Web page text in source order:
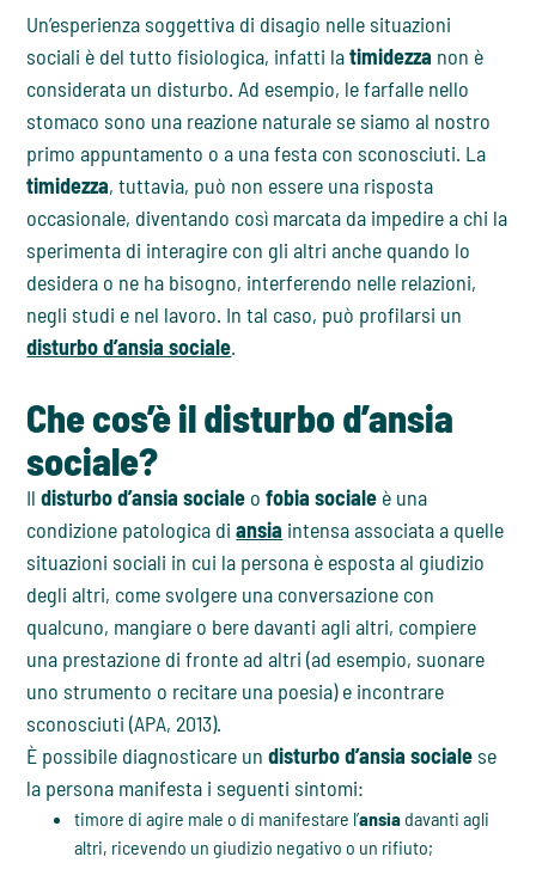
Un’esperienza soggettiva di disagio nelle situazioni
sociali è del tutto fisiologica, infatti latimidezza non è
considerata un disturbo. Ad esempio, le farfalle nello
stomaco sono una reazione naturale se siamo al nostro
primo appuntamento o a una festa con sconosciuti. La
timidezza, tuttavia, può non essere una risposta
occasionale, diventando così marcata da impedire a chi la
sperimenta di interagire con gli altri anche quando lo
desidera o ne ha bisogno, interferendo nelle relazioni,
negli studi e nel lavoro. In tal caso, può profilarsi un
disturbo d’ansia sociale.
Che cos’è il disturbo d’ansia
sociale?
Ildisturbo d’ansia sociale ofobia sociale è una
condizione patologica diansia intensa associata a quelle
situazioni sociali in cui la persona è esposta al giudizio
degli altri, come svolgere una conversazione con
qualcuno, mangiare o bere davanti agli altri, compiere
una prestazione di fronte ad altri (ad esempio, suonare
uno strumento o recitare una poesia) e incontrare
sconosciuti (APA, 2013).
È possibile diagnosticare undisturbo d’ansia sociale se
la persona manifesta i seguenti sintomi:
timore di agire male o di manifestare l’ansiadavanti agli
altri, ricevendo un giudizio negativo o un rifiuto;